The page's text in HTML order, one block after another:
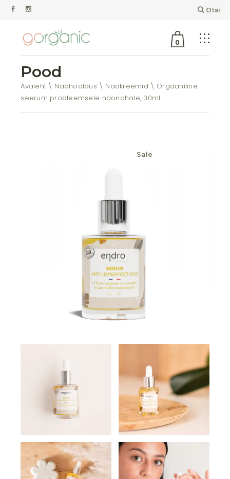
Otsi
0
Pood
Avaleht Näohooldus Näokreemid
Orgaaniline
seerum probleemsele näonahale, 30ml
Sale